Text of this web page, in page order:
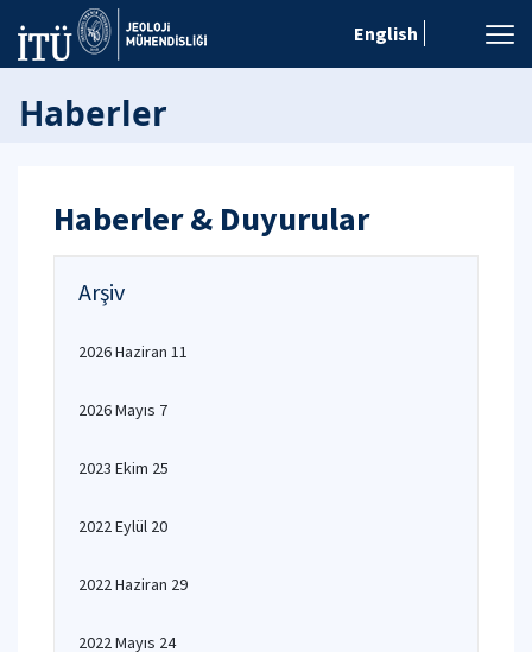
English
Haberler
Haberler & Duyurular
Arşiv
2026 Haziran 11
2026 Mayıs 7
2023 Ekim 25
2022 Eylül 20
2022 Haziran 29
2022 Mayıs 24